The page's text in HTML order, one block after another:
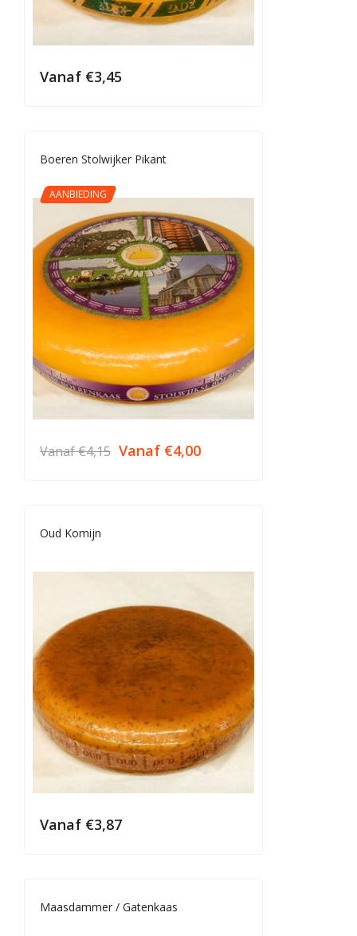
Vanaf €3,45
Boeren Stolwijker Pikant
AANBIEDING
Vanaf€4,15 Vanaf €4,00
Oud Komijn
Vanaf €3,87
Maasdammer / Gatenkaas